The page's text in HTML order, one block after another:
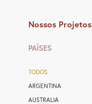
Nossos Projetos
PAÍSES
TODOS
ARGENTINA
AUSTRALIA